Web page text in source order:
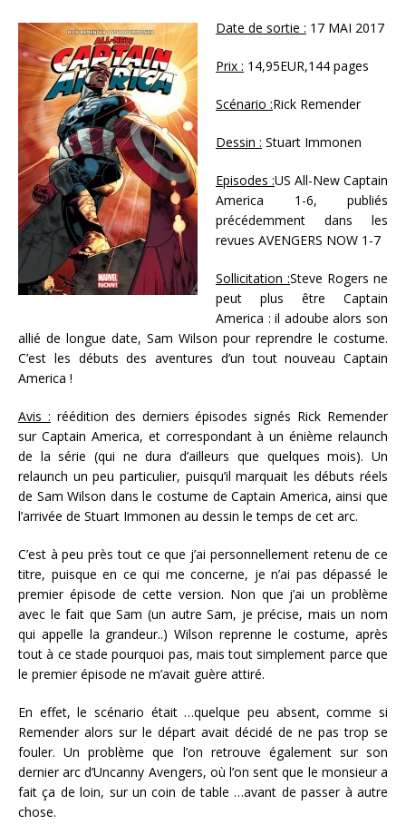
Date de sortie : 17 MAI 2017
Prix : 14,95EUR,144 pages
Scénario :Rick Remender
Dessin : Stuart Immonen
Episodes :US All-New Captain
America 1-6, publiés
précédemment dans les
revues AVENGERS NOW 1-7
Sollicitation :Steve Rogers ne
peut plus être Captain
America : il adoube alors son
allié de longue date, Sam Wilson pour reprendre le costume.
C’est les débuts des aventures d’un tout nouveau Captain
America !
Avis : réédition des derniers épisodes signés Rick Remender
sur Captain America, et correspondant à un énième relaunch
de la série (qui ne dura d’ailleurs que quelques mois). Un
relaunch un peu particulier, puisqu’il marquait les débuts réels
de Sam Wilson dans le costume de Captain America, ainsi que
l’arrivée de Stuart Immonen au dessin le temps de cet arc.
C’est à peu près tout ce que j’ai personnellement retenu de ce
titre, puisque en ce qui me concerne, je n’ai pas dépassé le
premier épisode de cette version. Non que j’ai un problème
avec le fait que Sam (un autre Sam, je précise, mais un nom
qui appelle la grandeur..) Wilson reprenne le costume, après
tout à ce stade pourquoi pas, mais tout simplement parce que
le premier épisode ne m’avait guère attiré.
En effet, le scénario était …quelque peu absent, comme si
Remender alors sur le départ avait décidé de ne pas trop se
fouler. Un problème que l’on retrouve également sur son
dernier arc d’Uncanny Avengers, où l’on sent que le monsieur a
fait ça de loin, sur un coin de table …avant de passer à autre
chose.